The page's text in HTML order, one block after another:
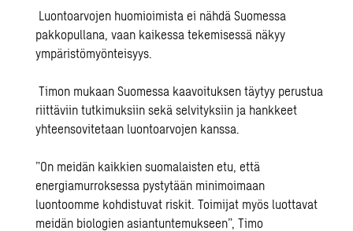
Luontoarvojen huomioimista ei nähdä Suomessa
pakkopullana, vaan kaikessa tekemisessä näkyy
ympäristömyönteisyys.
Timon mukaan Suomessa kaavoituksen täytyy perustua
riittäviin tutkimuksiin sekä selvityksiin ja hankkeet
yhteensovitetaan luontoarvojen kanssa.
”On meidän kaikkien suomalaisten etu, että
energiamurroksessa pystytään minimoimaan
luontoomme kohdistuvat riskit. Toimijat myös luottavat
meidän biologien asiantuntemukseen”, Timo